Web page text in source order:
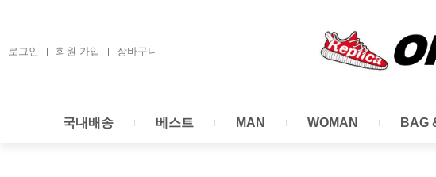
츠로그인 회원 가입 장바구니
국내배송 베스트 MAN WOMAN BAG